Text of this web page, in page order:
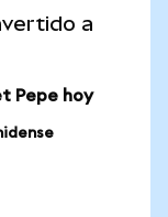
a
Pepe hoy